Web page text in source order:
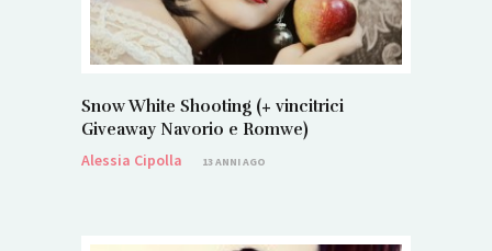
Snow White Shooting (+ vincitrici
Giveaway Navorio e Romwe)
Alessia Cipolla
13 ANNI AGO